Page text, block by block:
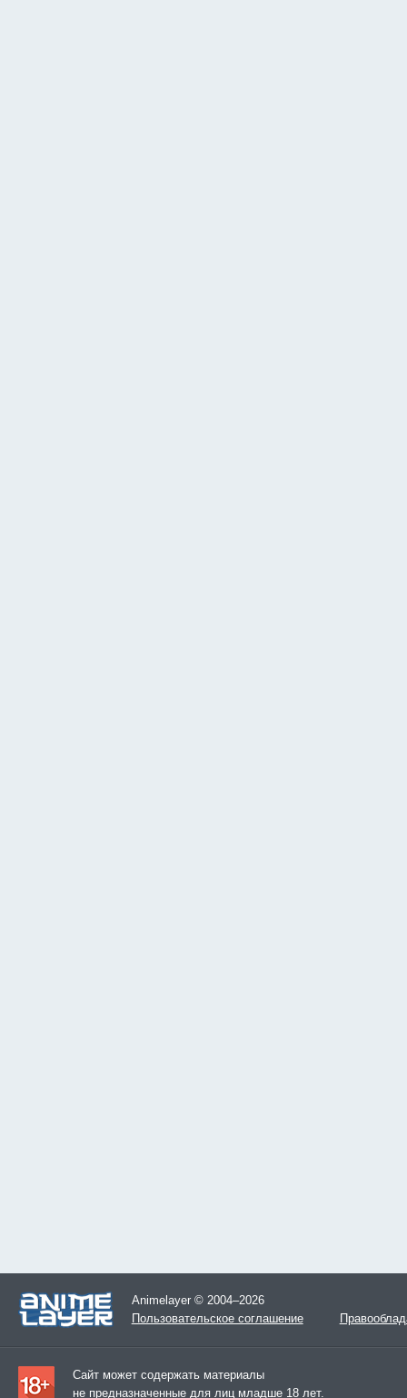
Animelayer © 2004–2026
Пользовательское соглашение
Сайт может содержать материалы
не предназначенные для лиц младше 18 лет.